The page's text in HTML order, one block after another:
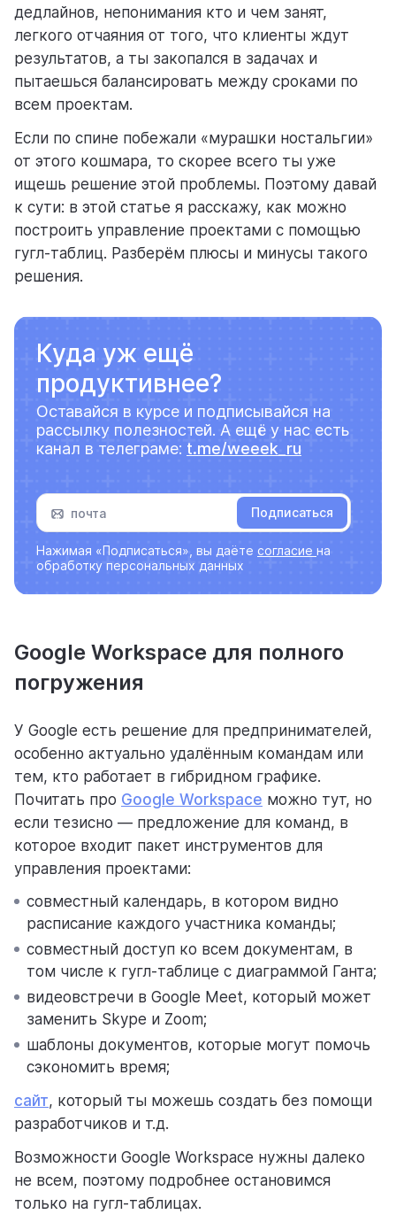
дедлайнов, непонимания кто и чем занят,
легкого отчаяния от того, что клиенты ждут
результатов, а ты закопался в задачах и
пытаешься балансировать между сроками по
всем проектам.
Если по спине побежали «мурашки ностальгии»
от этого кошмара, то скорее всего ты уже
ищешь решение этой проблемы. Поэтому давай
к сути: в этой статье я расскажу, как можно
построить управление проектами с помощью
гугл-таблиц. Разберём плюсы и минусы такого
решения.
Куда уж ещё
продуктивнее?
Оставайся в курсе и подписывайся на
рассылку полезностей. А ещё у нас есть
канал в телеграме: t.me/weeek_ru
Подписаться
Нажимая «Подписаться», вы даёте согласие на
обработку персональных данных
Google Workspace для полного
погружения
У Google есть решение для предпринимателей,
особенно актуально удалённым командам или
тем, кто работает в гибридном графике.
Почитать про Google Workspace можно тут, но
если тезисно — предложение для команд, в
которое входит пакет инструментов для
управления проектами:
совместный календарь, в котором видно
расписание каждого участника команды;
совместный доступ ко всем документам, в
том числе к гугл-таблице с диаграммой Ганта;
видеовстречи в Google Meet, который может
заменить Skype и Zoom;
шаблоны документов, которые могут помочь
сэкономить время;
сайт, который ты можешь создать без помощи
разработчиков и т.д.
Возможности Google Workspace нужны далеко
не всем, поэтому подробнее остановимся
только на гугл-таблицах.